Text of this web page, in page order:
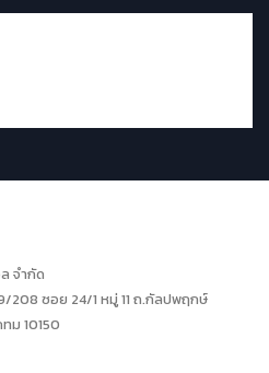
จำกัด
208 ซอย 24/1 หมู่ 11 ถ.กัลปพฤกษ์
ม 10150